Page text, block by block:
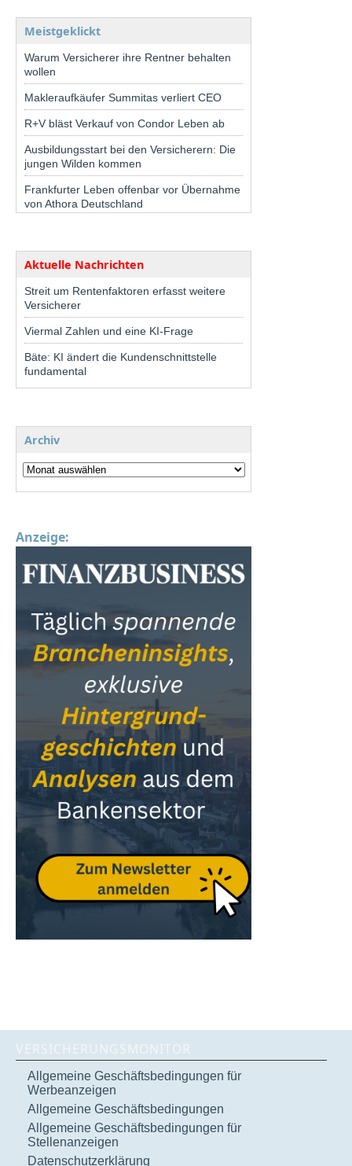
Meistgeklickt
Warum Versicherer ihre Rentner behalten
wollen
Makleraufkäufer Summitas verliert CEO
R+V bläst Verkauf von Condor Leben ab
Ausbildungsstart bei den Versicherern: Die
jungen Wilden kommen
Frankfurter Leben offenbar vor Übernahme
von Athora Deutschland
Aktuelle Nachrichten
Streit um Rentenfaktoren erfasst weitere
Versicherer
Viermal Zahlen und eine KI-Frage
Bäte: KI ändert die Kundenschnittstelle
fundamental
Archiv
Anzeige:
VERSICHERUNGSMONITOR
Allgemeine Geschäftsbedingungen für
Werbeanzeigen
Allgemeine Geschäftsbedingungen
Allgemeine Geschäftsbedingungen für
Stellenanzeigen
Datenschutzerklärung